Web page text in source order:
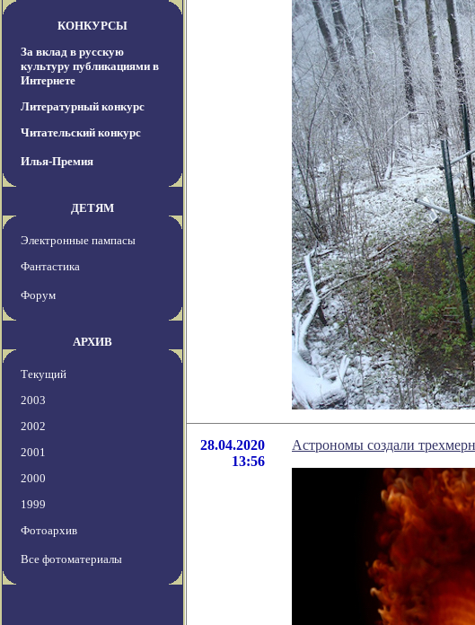
КОНКУРСЫ
За вклад в русскую
культуру публикациями в
Интернете
Литературный конкурс
Читательский конкурс
Илья-Премия
ДЕТЯМ
Электронные пампасы
Фантастика
Форум
АРХИВ
Текущий
2003
2002
2001
2000
1999
Фотоархив
Все фотоматериалы
28.04.2020
13:56
Астрономы создали